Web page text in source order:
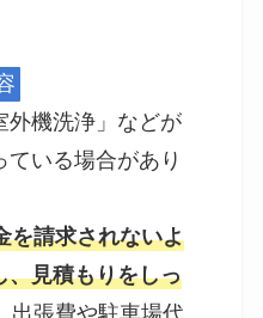
外機洗浄」などが
いる場合があり
を請求されないよ
、見積もりをしっ